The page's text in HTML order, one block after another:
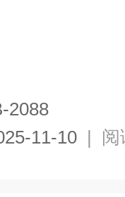
2088
11-10 | 阅